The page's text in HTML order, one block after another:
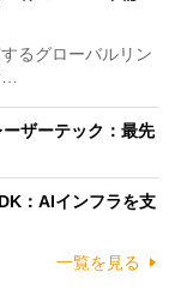
るグローバルリン
ーザーテック：最先
：AIインフラを支
一覧を見る